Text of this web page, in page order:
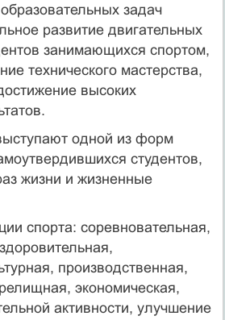
задач
развитие двигательных
занимающихся спортом,
технического мастерства,
высоких
одной из форм
студентов,
жизни и жизненные
спорта: соревновательная,
производственная,
экономическая,
активности, улучшение